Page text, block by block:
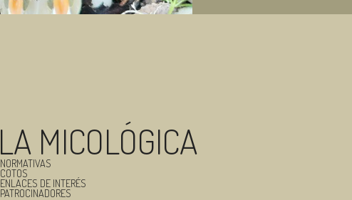
LA MICOLÓGICA
NORMATIVAS
COTOS
ENLACES DE INTERÉS
PATROCINADORES